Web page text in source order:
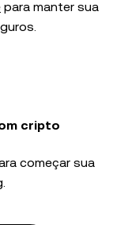
para manter sua
cripto
começar sua